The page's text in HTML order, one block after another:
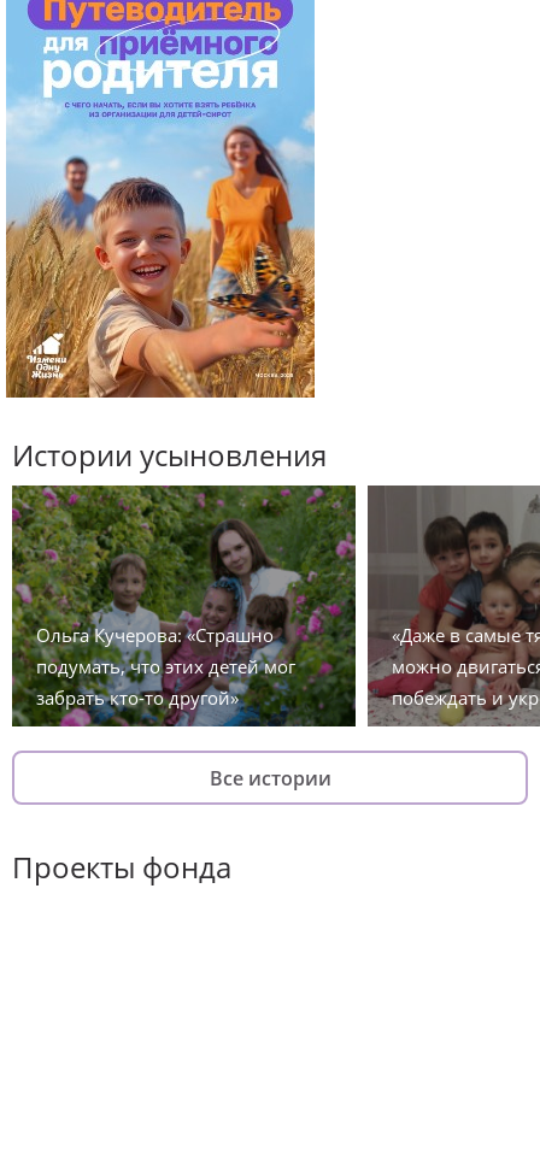
Истории усыновления
Ольга Кучерова: «Страшно
подумать, что этих детей мог
забрать кто-то другой»
«Даже в самые
можно
побеждать и
Все истории
Проекты фонда